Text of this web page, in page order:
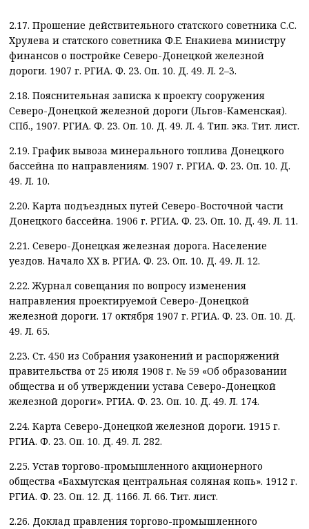
2.17. Прошение действительного статского советника С.С.
Хрулева и статского советника Ф.Е. Енакиева министру
финансов о постройке Северо-Донецкой железной
дороги. 1907 г. РГИА. Ф. 23. Оп. 10. Д. 49. Л. 2–3.
2.18. Пояснительная записка к проекту сооружения
Северо-Донецкой железной дороги (Льгов-Каменская).
СПб., 1907. РГИА. Ф. 23. Оп. 10. Д. 49. Л. 4. Тип. экз. Тит. лист.
2.19. График вывоза минерального топлива Донецкого
бассейна по направлениям. 1907 г. РГИА. Ф. 23. Оп. 10. Д.
49. Л. 10.
2.20. Карта подъездных путей Северо-Восточной части
Донецкого бассейна. 1906 г. РГИА. Ф. 23. Оп. 10. Д. 49. Л. 11.
2.21. Северо-Донецкая железная дорога. Население
уездов. Начало ХХ в. РГИА. Ф. 23. Оп. 10. Д. 49. Л. 12.
2.22. Журнал совещания по вопросу изменения
направления проектируемой Северо-Донецкой
железной дороги. 17 октября 1907 г. РГИА. Ф. 23. Оп. 10. Д.
49. Л. 65.
2.23. Ст. 450 из Собрания узаконений и распоряжений
правительства от 25 июля 1908 г. № 59 «Об образовании
общества и об утверждении устава Северо-Донецкой
железной дороги». РГИА. Ф. 23. Оп. 10. Д. 49. Л. 174.
2.24. Карта Северо-Донецкой железной дороги. 1915 г.
РГИА. Ф. 23. Оп. 10. Д. 49. Л. 282.
2.25. Устав торгово-промышленного акционерного
общества «Бахмутская центральная соляная копь». 1912 г.
РГИА. Ф. 23. Оп. 12. Д. 1166. Л. 66. Тит. лист.
2.26. Доклад правления торгово-промышленного